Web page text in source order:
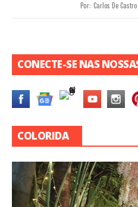
Por: Carlos De Castro
CONECTE-SE NAS
COLORIDA